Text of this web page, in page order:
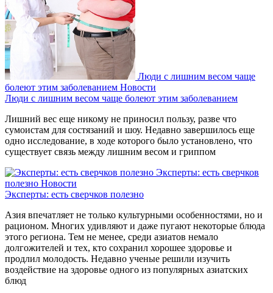
Люди с лишним весом чаще
болеют этим заболеванием Новости
Люди с лишним весом чаще болеют этим заболеванием
Лишний вес еще никому не приносил пользу, разве что
сумоистам для состязаний и шоу. Недавно завершилось еще
одно исследование, в ходе которого было установлено, что
существует связь между лишним весом и гриппом
Эксперты: есть сверчков
полезно Новости
Эксперты: есть сверчков полезно
Азия впечатляет не только культурными особенностями, но и
рационом. Многих удивляют и даже пугают некоторые блюда
этого региона. Тем не менее, среди азиатов немало
долгожителей и тех, кто сохранил хорошее здоровье и
продлил молодость. Недавно ученые решили изучить
воздействие на здоровье одного из популярных азиатских
блюд